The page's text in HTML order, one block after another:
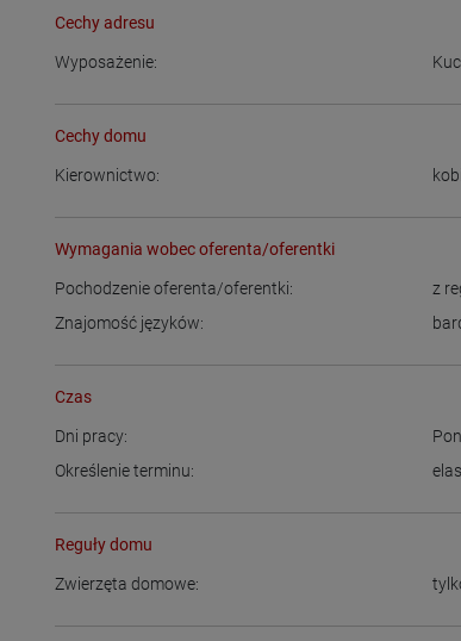
Cechy adresu
Wyposażenie:
Cechy domu
Kierownictwo:
Wymagania wobec oferenta/oferentki
Pochodzenie oferenta/oferentki: z
Znajomość języków:
Czas
Dni pracy:
Określenie terminu:
Reguły domu
Zwierzęta domowe: